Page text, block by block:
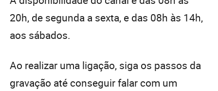
20h, de segunda a sexta, e das 08h às 14h,
aos sábados.
Ao realizar uma ligação, siga os passos da
gravação até conseguir falar com um